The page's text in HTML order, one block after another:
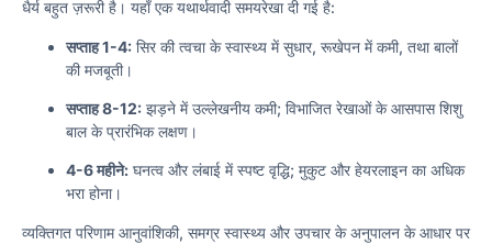
धैर्य बहुत ज़रूरी है। यहाँ एक यथार्थवादी समयरेखा दी गई है:
सप्ताह 1-4: सिर की त्वचा के स्वास्थ्य में सुधार, रूखेपन में कमी, तथा बालों
की मजबूती।
सप्ताह 8-12: झड़ने में उल्लेखनीय कमी; विभाजित रेखाओं के आसपास शिशु
बाल के प्रारंभिक लक्षण।
4-6 महीने: घनत्व और लंबाई में स्पष्ट वृद्धि; मुकुट और हेयरलाइन का अधिक
भरा होना।
व्यक्तिगत परिणाम आनुवांशिकी, समग्र स्वास्थ्य और उपचार के अनुपालन के आधार पर